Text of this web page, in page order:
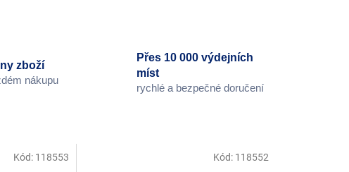
zboží
nákupu
Přes 10 000 výdejních
míst
rychlé a bezpečné doručení
Kód: 118553 Kód: 118552